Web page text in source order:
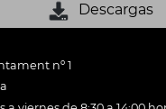
Descargas
nº 1